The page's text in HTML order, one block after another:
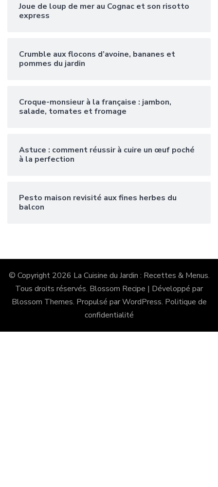
Joue de loup de mer au Cognac et son risotto
express
Crumble aux flocons d’avoine, bananes et
pommes du jardin
Croque-monsieur à la française : jambon,
salade, tomates et fromage
Astuce : comment réussir à cuire un œuf poché
à la perfection
Pesto maison revisité aux fines herbes du
balcon
© Copyright 2026 La Cuisine du Jardin : Recettes & Menus.
Tous droits réservés. Blossom Recipe | Développé par
Blossom Themes. Propulsé parWordPress. Politique de
confidentialité